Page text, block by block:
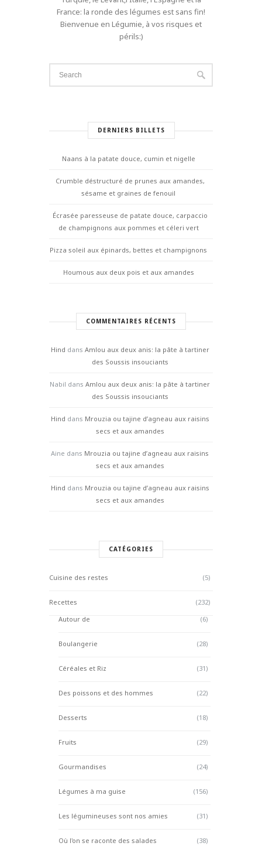
France: la ronde des légumes est sans fin!
Bienvenue en Légumie, à vos risques et
périls:)
DERNIERS BILLETS
Naans à la patate douce, cumin et nigelle
Crumble déstructuré de prunes aux amandes,
sésame et graines de fenouil
Écrasée paresseuse de patate douce, carpaccio
de champignons aux pommes et céleri vert
Pizza soleil aux épinards, bettes et champignons
Houmous aux deux pois et aux amandes
COMMENTAIRES RÉCENTS
Hind dans Amlou aux deux anis: la pâte à tartiner
des Soussis insouciants
Nabil dans Amlou aux deux anis: la pâte à tartiner
des Soussis insouciants
Hind dans Mrouzia ou tajine d’agneau aux raisins
secs et aux amandes
Aine dans Mrouzia ou tajine d’agneau aux raisins
secs et aux amandes
Hind dans Mrouzia ou tajine d’agneau aux raisins
secs et aux amandes
CATÉGORIES
Cuisine des restes (5)
Recettes
(232)
Autour de
(6)
Boulangerie (28)
Céréales et Riz (31)
Des poissons et des hommes (22)
Desserts (18)
Fruits (29)
Gourmandises (24)
Légumes à ma guise (156)
Les légumineuses sont nos amies (31)
Où l'on se raconte des salades (38)